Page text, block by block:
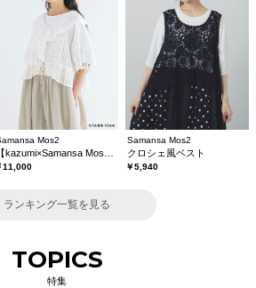
Mos2
11,000
Samansa Mos2
クロシェ風ベスト
￥5,940
ランキング一覧を見る
TOPICS
特集